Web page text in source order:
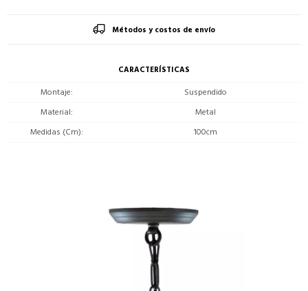
Métodos y costos de envío
CARACTERÍSTICAS
Montaje
Suspendido
Material
Metal
Medidas (Cm)
100cm